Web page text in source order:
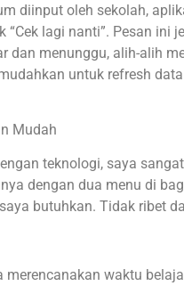
diinput oleh sekolah,
“Cek lagi nanti”. Pesan
dan menunggu, alih-alih
untuk refresh
Mudah
teknologi, saya
dengan dua menu di
butuhkan. Tidak ribet
merencanakan waktu